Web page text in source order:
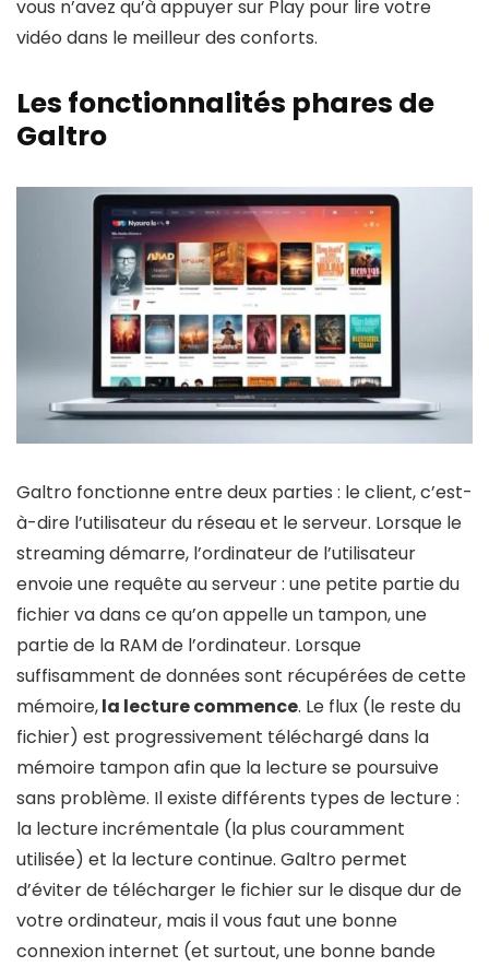
vous n’avez qu’à appuyer sur Play pour lire votre
vidéo dans le meilleur des conforts.
Les fonctionnalités phares de
Galtro
Galtro fonctionne entre deux parties : le client, c’est-
à-dire l’utilisateur du réseau et le serveur. Lorsque le
streaming démarre, l’ordinateur de l’utilisateur
envoie une requête au serveur : une petite partie du
fichier va dans ce qu’on appelle un tampon, une
partie de la RAM de l’ordinateur. Lorsque
suffisamment de données sont récupérées de cette
mémoire,la lecture commence. Le flux (le reste du
fichier) est progressivement téléchargé dans la
mémoire tampon afin que la lecture se poursuive
sans problème. Il existe différents types de lecture :
la lecture incrémentale (la plus couramment
utilisée) et la lecture continue. Galtro permet
d’éviter de télécharger le fichier sur le disque dur de
votre ordinateur, mais il vous faut une bonne
connexion internet (et surtout, une bonne bande